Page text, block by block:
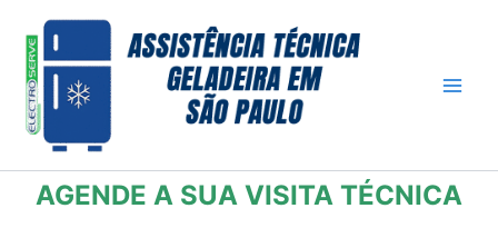
para
conteúdo
AGENDE A SUA VISITA TÉCNICA